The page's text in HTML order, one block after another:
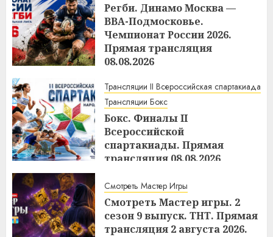
Регби. Динамо Москва —
ВВА-Подмосковье.
Чемпионат России 2026.
Прямая трансляция
08.08.2026
Трансляции II Всероссийская спартакиада
Трансляции Бокс
Бокс. Финалы II
Всероссийской
спартакиады. Прямая
трансляция 08.08.2026
Смотреть Мастер Игры
Смотреть Мастер игры. 2
сезон 9 выпуск. ТНТ. Прямая
трансляция 2 августа 2026.